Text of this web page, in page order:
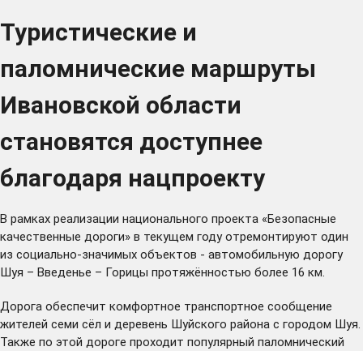
Туристические и
паломнические маршруты
Ивановской области
становятся доступнее
благодаря нацпроекту
В рамках реализации национального проекта «Безопасные
качественные дороги» в текущем году отремонтируют один
из социально-значимых объектов - автомобильную дорогу
Шуя – Введенье – Горицы протяжённостью более 16 км.
Дорога обеспечит комфортное транспортное сообщение
жителей семи сёл и деревень Шуйского района с городом Шуя.
Также по этой дороге проходит популярный паломнический